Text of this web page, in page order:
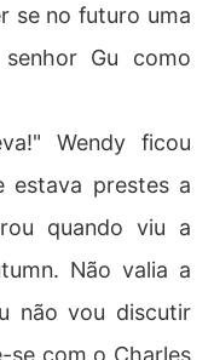
se no futuro uma
Gu como
Wendy ficou
estava prestes a
quando viu a
Não valia a
não vou discutir
se com o Charles